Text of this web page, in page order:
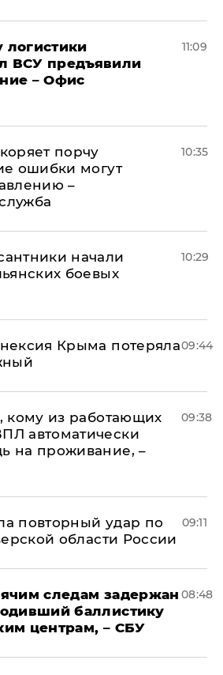
логистики
ВСУ предъявили
– Офис
11:09
порчу
ошибки могут
–
10:35
начали
боевых
10:29
Крыма потеряла09:44
кому из работающих
автоматически
на проживание, –
09:38
повторный удар по
области России
09:11
следам задержан
баллистику
центрам, – СБУ
08:48